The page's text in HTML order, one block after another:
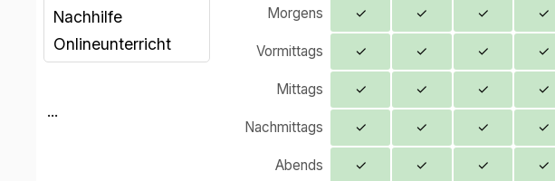
Nachhilfe
Onlineunterricht
...
Morgens ✓ ✓ ✓ ✓
Vormittags ✓ ✓ ✓ ✓
Mittags ✓ ✓ ✓ ✓
Nachmittags ✓ ✓ ✓ ✓
Abends ✓ ✓ ✓ ✓